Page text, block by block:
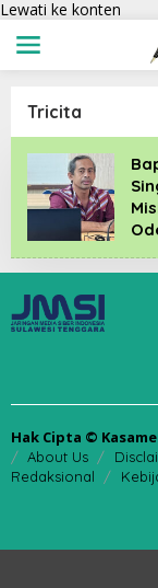
Lewati ke konten
Tricita
Hak Cipta ©
About Us
Redaksional